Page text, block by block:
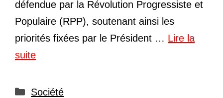
défendue par la Révolution Progressiste et
Populaire (RPP), soutenant ainsi les
priorités fixées par le Président … Lire la
suite
Catégories
Société